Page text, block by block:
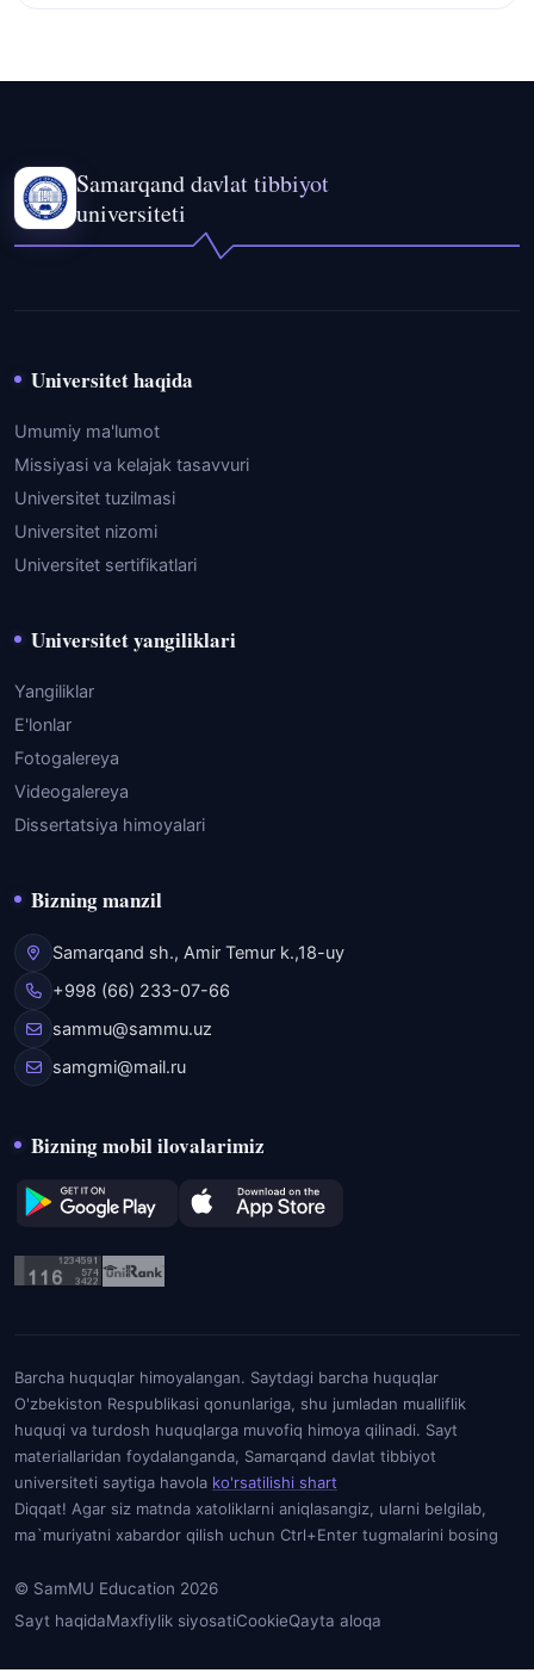
Samarqand davlat tibbiyot
universiteti
Universitet haqida
Umumiy ma'lumot
Missiyasi va kelajak tasavvuri
Universitet tuzilmasi
Universitet nizomi
Universitet sertifikatlari
Universitet yangiliklari
Yangiliklar
E'lonlar
Fotogalereya
Videogalereya
Dissertatsiya himoyalari
Bizning manzil
Samarqand sh., Amir Temur k.,18-uy
+998 (66) 233-07-66
sammu@sammu.uz
samgmi@mail.ru
Bizning mobil ilovalarimiz
Barcha huquqlar himoyalangan. Saytdagi barcha huquqlar
O'zbekiston Respublikasi qonunlariga, shu jumladan mualliflik
huquqi va turdosh huquqlarga muvofiq himoya qilinadi. Sayt
materiallaridan foydalanganda, Samarqand davlat tibbiyot
universiteti saytiga havola ko'rsatilishi shart
Diqqat! Agar siz matnda xatoliklarni aniqlasangiz, ularni belgilab,
ma`muriyatni xabardor qilish uchun Ctrl+Enter tugmalarini bosing
© SamMU Education 2026
Sayt haqidaMaxfiylik siyosatiCookieQayta aloqa